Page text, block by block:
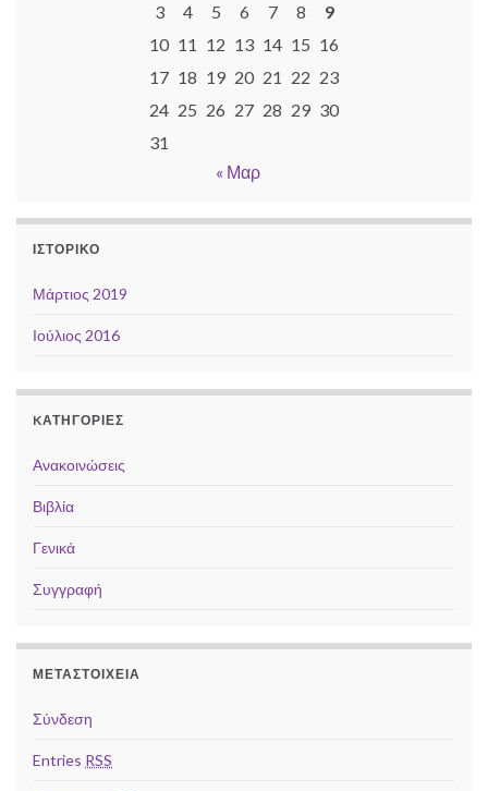
3
4 5 6 7 8
9
10 11 12 13 14 15 16
17 18 19 20 21 22 23
24 25 26 27 28 29 30
31
« Μαρ
ΙΣΤΟΡΙΚΌ
Μάρτιος 2019
Ιούλιος 2016
KΑΤΗΓΟΡΊΕΣ
Ανακοινώσεις
Βιβλία
Γενικά
Συγγραφή
ΜΕΤΑΣΤΟΙΧΕΊΑ
Σύνδεση
Entries RSS